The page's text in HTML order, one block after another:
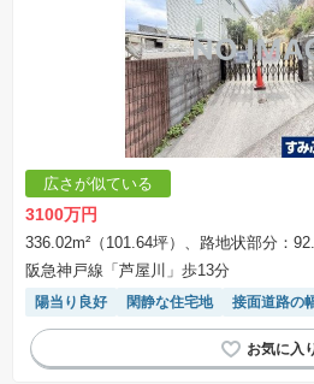
広さが似ている
3100万円
336.02m²（101.64坪）、路地状部分：
阪急神戸線「芦屋川」歩13分
陽当り良好 閑静な住宅地 接面道路の